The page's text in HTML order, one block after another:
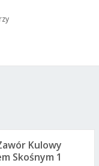
Kulowy
Skośnym 1